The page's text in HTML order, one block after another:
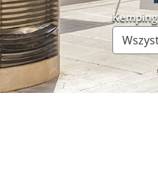
Kemping